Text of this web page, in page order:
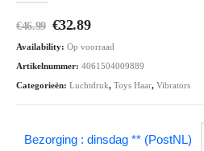
€46.99 Oorspronkelijke
was:
€46.99.
€32.89Huidige
is:
€32.89.
Availability: Op voorraad
Artikelnummer: 4061504009889
Categorieën: Luchtdruk, Toys Haar, Vibrators
Bezorging : dinsdag ** (PostNL)